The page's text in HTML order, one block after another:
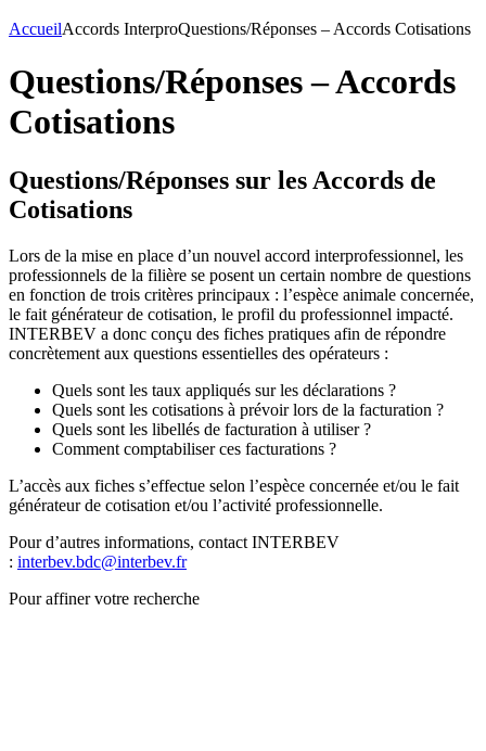
AccueilAccords InterproQuestions/Réponses – Accords Cotisations
Questions/Réponses – Accords
Cotisations
Questions/Réponses sur les Accords de
Cotisations
Lors de la mise en place d’un nouvel accord interprofessionnel, les
professionnels de la filière se posent un certain nombre de questions
en fonction de trois critères principaux : l’espèce animale concernée,
le fait générateur de cotisation, le profil du professionnel impacté.
INTERBEV a donc conçu des fiches pratiques afin de répondre
concrètement aux questions essentielles des opérateurs :
Quels sont les taux appliqués sur les déclarations ?
Quels sont les cotisations à prévoir lors de la facturation ?
Quels sont les libellés de facturation à utiliser ?
Comment comptabiliser ces facturations ?
L’accès aux fiches s’effectue selon l’espèce concernée et/ou le fait
générateur de cotisation et/ou l’activité professionnelle.
Pour d’autres informations, contact INTERBEV
: interbev.bdc@interbev.fr
Pour affiner votre recherche